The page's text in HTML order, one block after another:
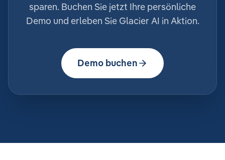
sparen. Buchen Sie jetzt Ihre persönliche
Demo und erleben Sie Glacier AI in Aktion.
Demo buchen